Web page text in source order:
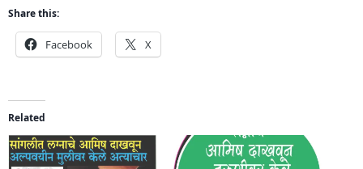
Share this:
Facebook X
Related